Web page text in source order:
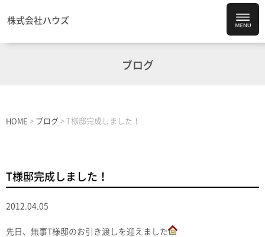
株式会社ハウズ
ブログ
HOME > ブログ > T様邸完成しました！
T様邸完成しました！
2012.04.05
先日、無事T様邸のお引き渡しを迎えました